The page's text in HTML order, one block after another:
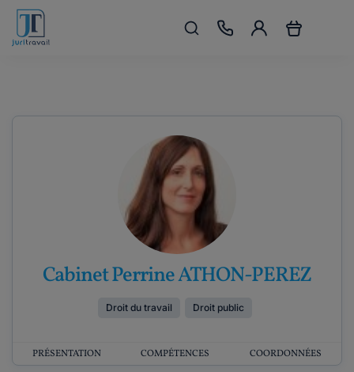
Cabinet Perrine ATHON-PEREZ
Droit du travail Droit public
PRÉSENTATION COMPÉTENCES COORDONNÉES